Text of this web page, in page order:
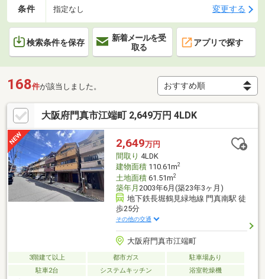
条件 指定なし 変更する
検索条件を保存
新着メールを受
取る
アプリで探す
168件が該当しました。
大阪府門真市江端町 2,649万円 4LDK
2,649万円
間取り 4LDK
建物面積110.61m2
土地面積61.51m2
築年月 2003年6月(築23年3ヶ月)
地下鉄長堀鶴見緑地線 門真南駅 徒
歩25分
その他の交通
大阪府門真市江端町
3階建て以上 都市ガス
駐車場あり
駐車2台
システムキッチン 浴室乾燥機